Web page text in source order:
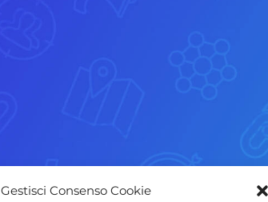
Gestisci Consenso Cookie